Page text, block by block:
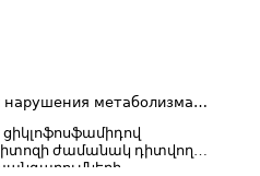
нарушения метаболизма
ցիկլոֆոսֆամիդով
ժամանակ դիտվող